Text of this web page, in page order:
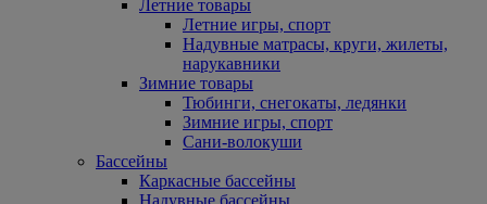
Летние товары
Летние игры, спорт
Надувные матрасы, круги, жилеты,
нарукавники
Зимние товары
Тюбинги, снегокаты, ледянки
Зимние игры, спорт
Сани-волокуши
Бассейны
Каркасные бассейны
Надувные бассейны